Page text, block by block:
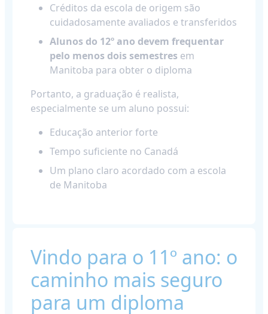
Créditos da escola de origem são
cuidadosamente avaliados e transferidos
Alunos do 12º ano devem frequentar
pelo menos dois semestres em
Manitoba para obter o diploma
Portanto, a graduação é realista,
especialmente se um aluno possui:
Educação anterior forte
Tempo suficiente no Canadá
Um plano claro acordado com a escola
de Manitoba
Vindo para o 11º ano: o
caminho mais seguro
para um diploma